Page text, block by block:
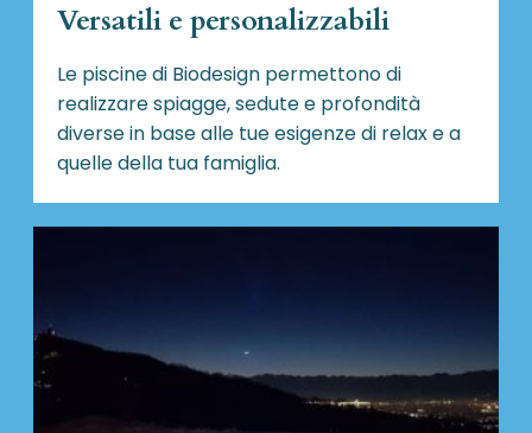
Versatili e personalizzabili
Le piscine di Biodesign permettono di
realizzare spiagge, sedute e profondità
diverse in base alle tue esigenze di relax e a
quelle della tua famiglia.